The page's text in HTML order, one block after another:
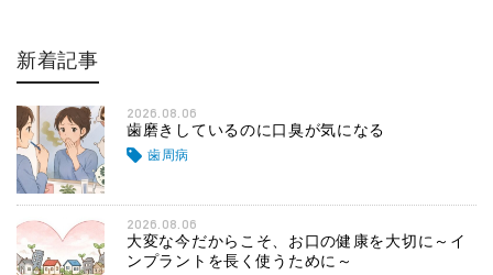
新着記事
2026.08.06
歯磨きしているのに口臭が気になる
歯周病
2026.08.06
大変な今だからこそ、お口の健康を大切に～イ
ンプラントを長く使うために～